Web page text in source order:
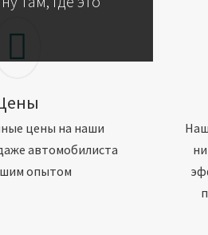
цены на наши
автомобилиста
опытом